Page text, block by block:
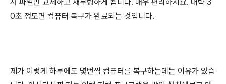
0초 정도면 컴퓨터 복구가 완료되는 것입니다.
제가 이렇게 하루에도 몇번씩 컴퓨터를 복구하는데는 이유가 있습